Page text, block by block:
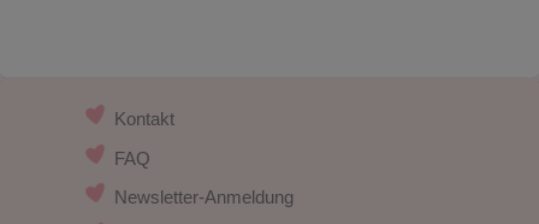
Kontakt
FAQ
Newsletter-Anmeldung